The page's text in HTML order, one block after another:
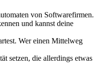
von Softwarefirmen.
und kannst deine
Wer einen Mittelweg
setzen, die allerdings etwas